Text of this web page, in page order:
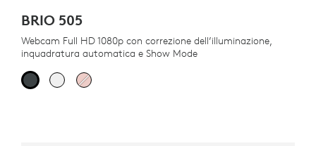
BRIO 505
Webcam Full HD 1080p con correzione dell’illuminazione,
inquadratura automatica e Show Mode